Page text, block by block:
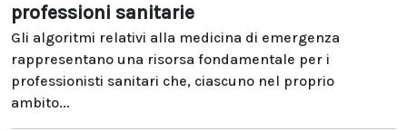
professioni sanitarie
Gli algoritmi relativi alla medicina di emergenza
rappresentano una risorsa fondamentale per i
professionisti sanitari che, ciascuno nel proprio
ambito...